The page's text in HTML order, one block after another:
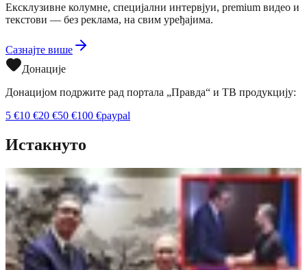
Ексклузивне колумне, специјални интервјуи, premium видео и
текстови — без реклама, на свим уређајима.
Сазнајте више
Донације
Донацијом подржите рад портала „Правда“ и ТВ продукцију:
5 €10 €20 €50 €100 €paypal
Истакнуто